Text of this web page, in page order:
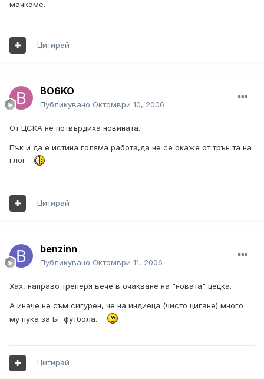
мачкаме.
Цитирай
BO6KO
Публикувано Октомври 10, 2006
От ЦСКА не потвърдиха новината.
Пък и да е истина голяма работа,да не се окаже от трън та на
глог
Цитирай
benzinn
Публикувано Октомври 11, 2006
Хах, направо треперя вече в очакване на "новата" цецка.
А иначе не съм сигурен, че на индиеца (чисто цигане) много
му пука за БГ футбола.
Цитирай